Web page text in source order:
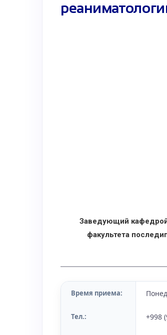
Заведующий кафедрой
факультета
Время приема:
Тел.: +998